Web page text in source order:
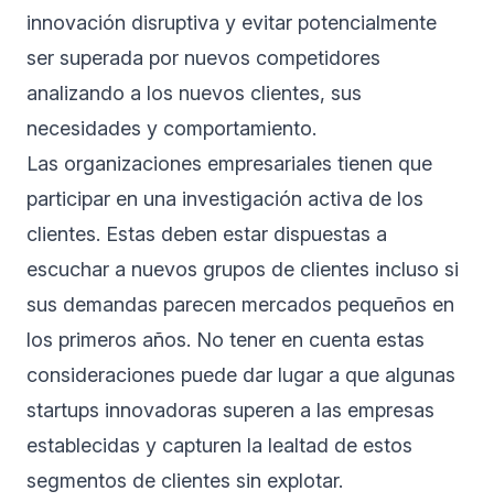
innovación disruptiva y evitar potencialmente
ser superada por nuevos competidores
analizando a los nuevos clientes, sus
necesidades y comportamiento.
Las organizaciones empresariales tienen que
participar en una investigación activa de los
clientes. Estas deben estar dispuestas a
escuchar a nuevos grupos de clientes incluso si
sus demandas parecen mercados pequeños en
los primeros años. No tener en cuenta estas
consideraciones puede dar lugar a que algunas
startups innovadoras superen a las empresas
establecidas y capturen la lealtad de estos
segmentos de clientes sin explotar.